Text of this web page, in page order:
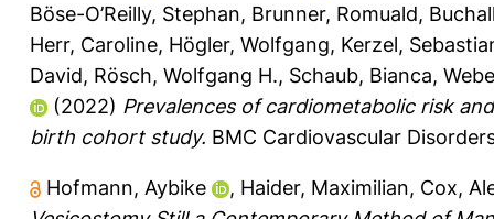
Böse-O’Reilly, Stephan, Brunner, Romuald,
Herr, Caroline, Högler, Wolfgang, Kerzel,
David, Rösch, Wolfgang H., Schaub, Bianca,
(2022) Prevalences of cardiometabolic risk
birth cohort study. BMC Cardiovascular
Hofmann, Aybike , Haider, Maximilian, Cox,